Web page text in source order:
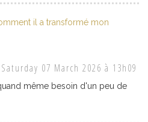
il a transformé mon
07 March 2026 à 13h09
même besoin d'un peu de